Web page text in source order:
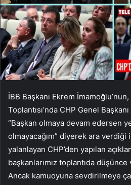
İBB Başkanı Ekrem
Toplantısı’nda CHP Genel
“Başkan olmaya devam edersen
olmayacağım” diyerek ara verdiği
yalanlayan CHP’den yapılan
başkanlarımız toplantıda
Ancak kamuoyuna sevdirilmeye